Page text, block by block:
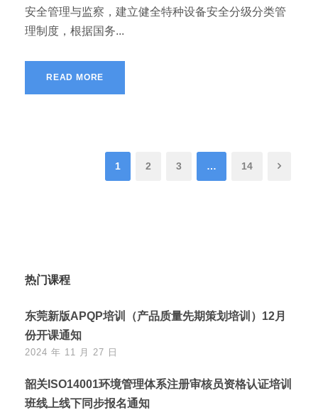
安全管理与监察，建立健全特种设备安全分级分类管
理制度，根据国务...
READ MORE
1 2 3 … 14
热门课程
东莞新版APQP培训（产品质量先期策划培训）12月
份开课通知
2024 年 11 月 27 日
韶关ISO14001环境管理体系注册审核员资格认证培训
班线上线下同步报名通知